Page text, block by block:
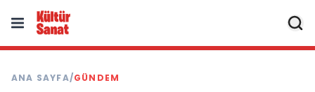
ANA SAYFA/GÜNDEM